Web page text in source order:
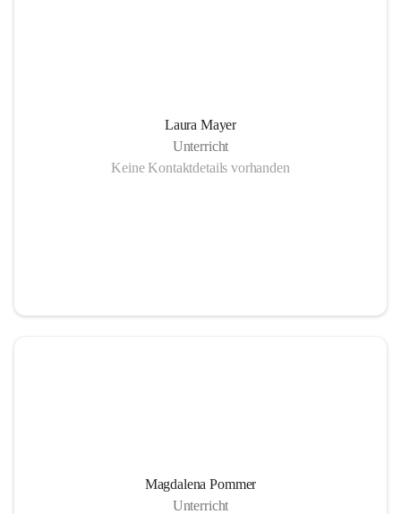
Laura Mayer
Unterricht
Keine Kontaktdetails vorhanden
Magdalena Pommer
Unterricht